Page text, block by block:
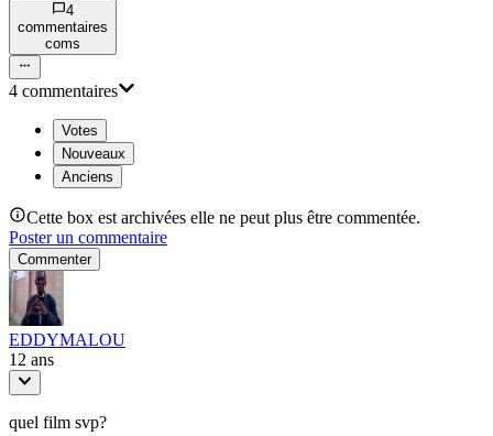
4
commentaires
coms
4 commentaires
Votes
Nouveaux
Anciens
Cette box est archivées elle ne peut plus être commentée.
Poster un commentaire
Commenter
EDDYMALOU
12 ans
quel film svp?